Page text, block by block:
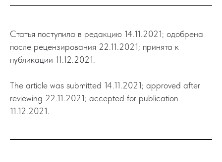
Статья поступила в редакцию 14.11.2021; одобрена
после рецензирования 22.11.2021; принята к
публикации 11.12.2021.
The article was submitted 14.11.2021; approved after
reviewing 22.11.2021; accepted for publication
11.12.2021.